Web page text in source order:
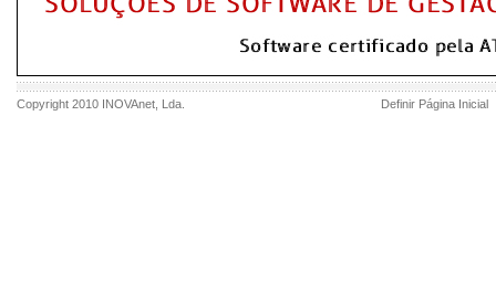
Copyright 2010 INOVAnet , Lda. Definir Página Inicial